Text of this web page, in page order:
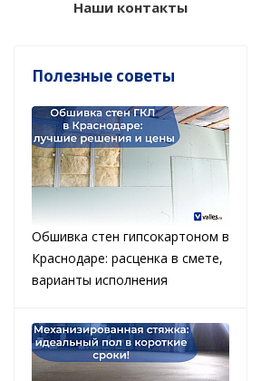
Наши контакты
Полезные советы
Обшивка стен гипсокартоном в
Краснодаре: расценка в смете,
варианты исполнения